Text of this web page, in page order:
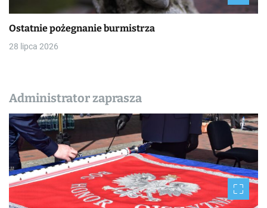
Ostatnie pożegnanie burmistrza
28 lipca 2026
Administrator zaprasza